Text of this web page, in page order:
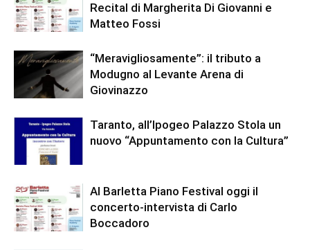
Recital di Margherita Di Giovanni e
Matteo Fossi
“Meravigliosamente”: il tributo a
Modugno al Levante Arena di
Giovinazzo
Taranto, all’Ipogeo Palazzo Stola un
nuovo “Appuntamento con la Cultura”
Al Barletta Piano Festival oggi il
concerto-intervista di Carlo
Boccadoro